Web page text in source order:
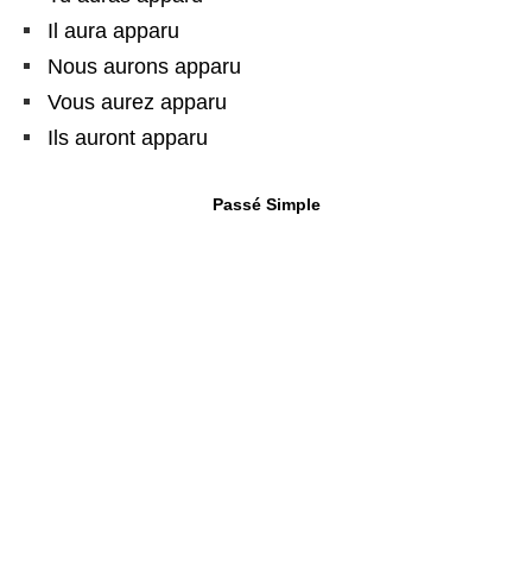
Il aura apparu
Nous aurons apparu
Vous aurez apparu
Ils auront apparu
Passé Simple